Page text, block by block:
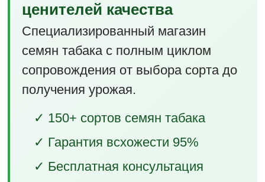
ценителей качества
Специализированный магазин
семян табака с полным циклом
сопровождения от выбора сорта до
получения урожая.
✓ 150+ сортов семян табака
✓ Гарантия всхожести 95%
✓ Бесплатная консультация